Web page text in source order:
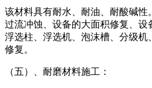
该材料具有耐水、耐油、耐酸碱
过流冲蚀、设备的大面积修复、设
浮选柱、浮选机、泡沫槽、分级
修复。
（五）、耐磨材料施工：